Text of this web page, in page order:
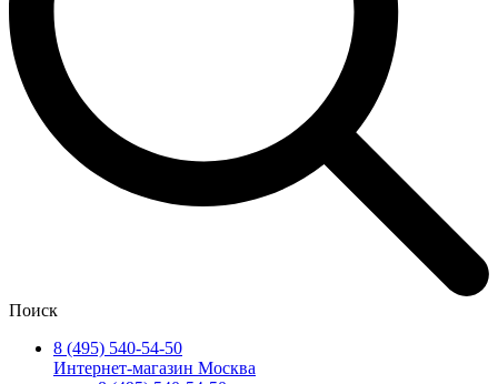
Поиск
8 (495) 540-54-50
Интернет-магазин Москва